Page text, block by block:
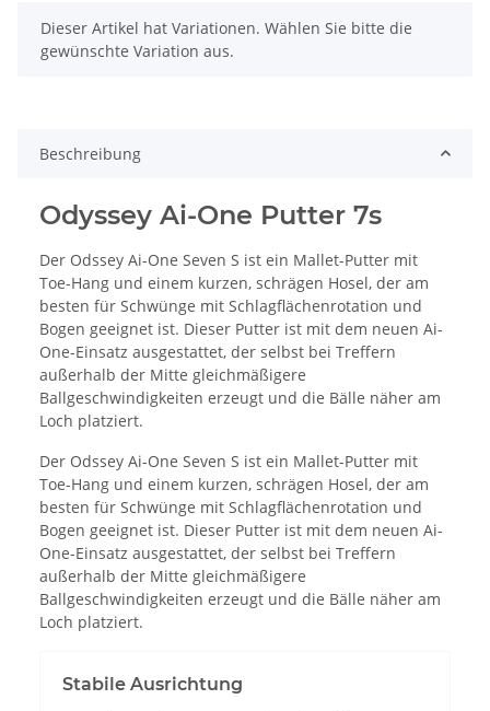
x
Dieser Artikel hat Variationen. Wählen Sie bitte die
gewünschte Variation aus.
Beschreibung
Odyssey Ai-One Putter 7s
Der Odssey Ai-One Seven S ist ein Mallet-Putter mit
Toe-Hang und einem kurzen, schrägen Hosel, der am
besten für Schwünge mit Schlagflächenrotation und
Bogen geeignet ist. Dieser Putter ist mit dem neuen Ai-
One-Einsatz ausgestattet, der selbst bei Treffern
außerhalb der Mitte gleichmäßigere
Ballgeschwindigkeiten erzeugt und die Bälle näher am
Loch platziert.
Der Odssey Ai-One Seven S ist ein Mallet-Putter mit
Toe-Hang und einem kurzen, schrägen Hosel, der am
besten für Schwünge mit Schlagflächenrotation und
Bogen geeignet ist. Dieser Putter ist mit dem neuen Ai-
One-Einsatz ausgestattet, der selbst bei Treffern
außerhalb der Mitte gleichmäßigere
Ballgeschwindigkeiten erzeugt und die Bälle näher am
Loch platziert.
Stabile Ausrichtung